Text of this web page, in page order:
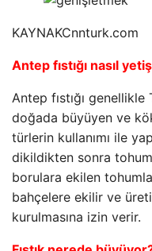
KAYNAKCnnturk.com
Antep fıstığı nasıl
Antep fıstığı
doğada büyüyen ve
türlerin kullanımı ile
dikildikten sonra
borulara ekilen
bahçelere ekilir ve
kurulmasına izin verir.